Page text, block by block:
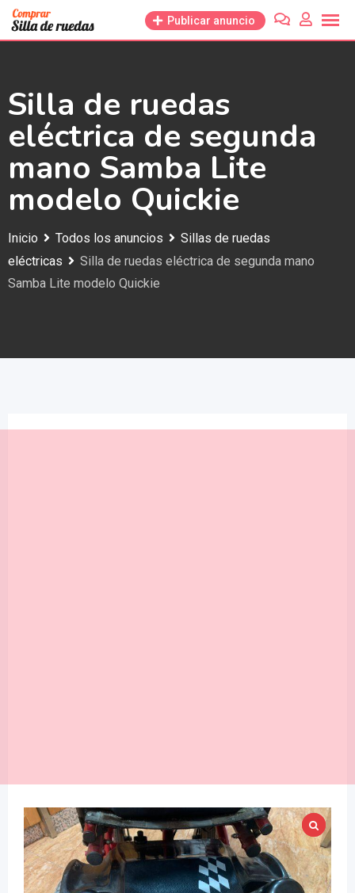
Saltar
Publicar anuncio
Silla de ruedas
eléctrica de segunda
mano Samba Lite
modelo Quickie
Inicio Todos los anuncios
Sillas de ruedas
eléctricas
Silla de ruedas eléctrica de segunda mano
Samba Lite modelo Quickie